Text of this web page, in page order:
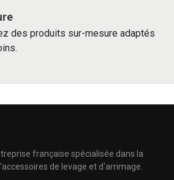
des produits sur-mesure adaptés
française spécialisée dans la
de levage et d'arrimage.